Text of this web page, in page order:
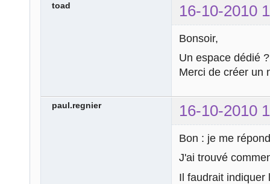
toad 16-10-2010
Bonsoir,
Un espace dédié
Merci de créer un
paul.regnier 16-10-2010
Bon : je me
J'ai trouvé
Il faudrait indiquer